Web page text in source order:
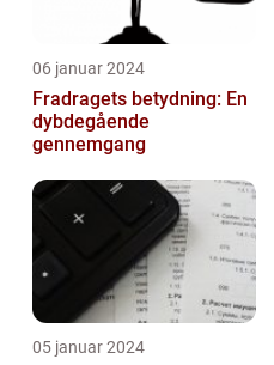
06 januar 2024
Fradragets betydning: En
dybdegående
gennemgang
05 januar 2024